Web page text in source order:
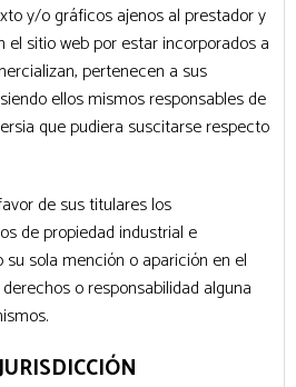
y/o gráficos ajenos al prestador y
el sitio web por estar incorporados a
pertenecen a sus
ellos mismos responsables de
que pudiera suscitarse respecto
de sus titulares los
de propiedad industrial e
sola mención o aparición en el
o responsabilidad alguna